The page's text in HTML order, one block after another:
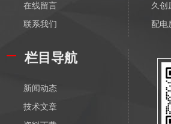
在线留言
联系我们
久创
配
电
栏目导航
新闻动态
技术文章